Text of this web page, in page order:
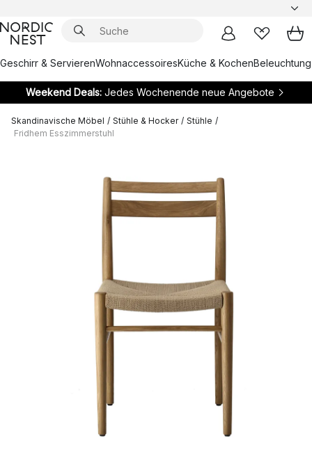
Geschirr & ServierenWohnaccessoiresKüche & KochenBeleuchtung
Weekend Deals:Jedes Wochenende neue Angebote
Skandinavische Möbel / Stühle & Hocker / Stühle /
Fridhem Esszimmerstuhl